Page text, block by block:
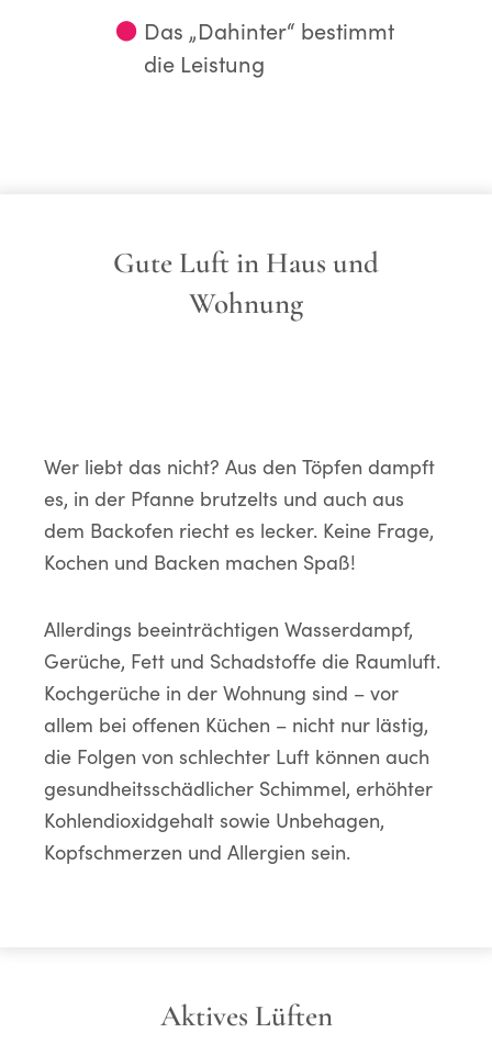
⬤ Das „Dahinter“ bestimmt
die Leistung
Gute Luft in Haus und
Wohnung
Wer liebt das nicht? Aus den Töpfen dampft
es, in der Pfanne brutzelts und auch aus
dem Backofen riecht es lecker. Keine Frage,
Kochen und Backen machen Spaß!
Allerdings beeinträchtigen Wasserdampf,
Gerüche, Fett und Schadstoffe die Raumluft.
Kochgerüche in der Wohnung sind – vor
allem bei offenen Küchen – nicht nur lästig,
die Folgen von schlechter Luft können auch
gesundheitsschädlicher Schimmel, erhöhter
Kohlendioxidgehalt sowie Unbehagen,
Kopfschmerzen und Allergien sein.
Aktives Lüften